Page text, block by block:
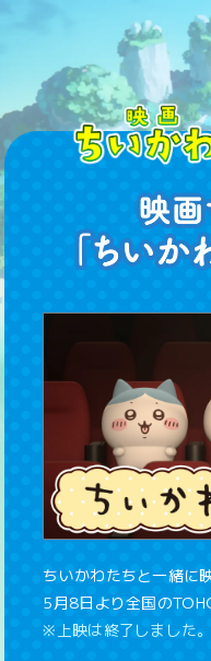
ちいかわたちと一緒に
5月8日より全国の
※上映は終了しました。